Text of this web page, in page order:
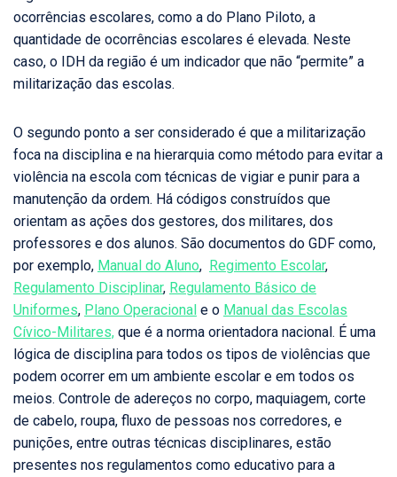
ocorrências escolares, como a do Plano Piloto, a
quantidade de ocorrências escolares é elevada. Neste
caso, o IDH da região é um indicador que não “permite” a
militarização das escolas.
O segundo ponto a ser considerado é que a militarização
foca na disciplina e na hierarquia como método para evitar a
violência na escola com técnicas de vigiar e punir para a
manutenção da ordem. Há códigos construídos que
orientam as ações dos gestores, dos militares, dos
professores e dos alunos. São documentos do GDF como,
por exemplo, Manual do Aluno, Regimento Escolar,
Regulamento Disciplinar, Regulamento Básico de
Uniformes, Plano Operacional e o Manual das Escolas
Cívico-Militares, que é a norma orientadora nacional. É uma
lógica de disciplina para todos os tipos de violências que
podem ocorrer em um ambiente escolar e em todos os
meios. Controle de adereços no corpo, maquiagem, corte
de cabelo, roupa, fluxo de pessoas nos corredores, e
punições, entre outras técnicas disciplinares, estão
presentes nos regulamentos como educativo para a